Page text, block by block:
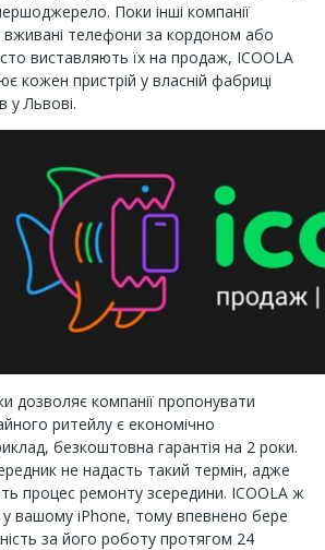
Поки інші компанії
вживані телефони за кордоном або
виставляють їх на продаж, ICOOLA
кожен пристрій у власній фабриці
у Львові.
дозволяє компанії пропонувати
ритейлу є економічно
безкоштовна гарантія на 2 роки.
не надасть такий термін, адже
процес ремонту зсередини. ICOOLA ж
у вашому iPhone, тому впевнено бере
за його роботу протягом 24